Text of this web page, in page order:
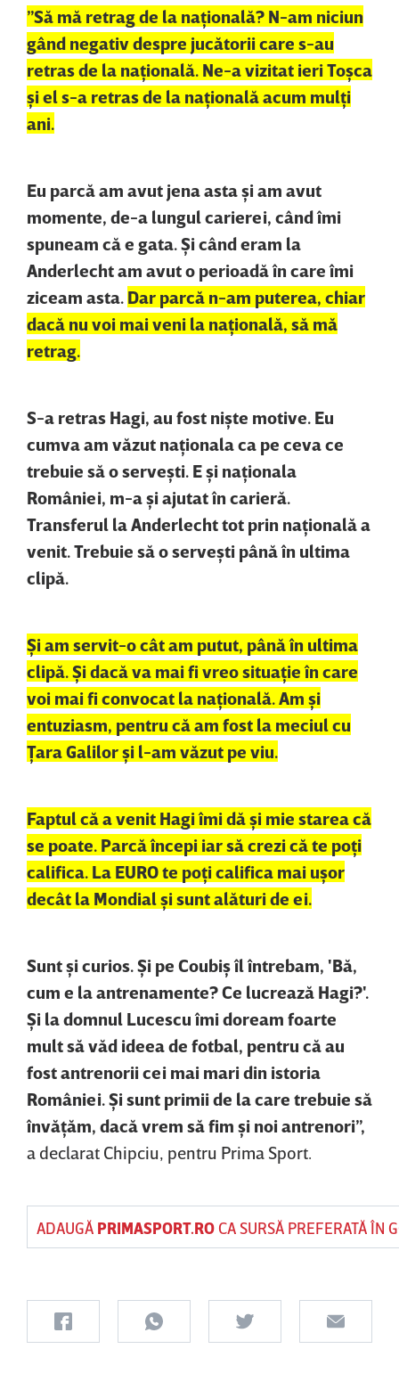
”Să mă retrag de la naţională? N-am niciun
gând negativ despre jucătorii care s-au
retras de la naţională. Ne-a vizitat ieri Toşca
şi el s-a retras de la naţională acum mulţi
ani.
Eu parcă am avut jena asta şi am avut
momente, de-a lungul carierei, când îmi
spuneam că e gata. Şi când eram la
Anderlecht am avut o perioadă în care îmi
ziceam asta. Dar parcă n-am puterea, chiar
dacă nu voi mai veni la naţională, să mă
retrag.
S-a retras Hagi, au fost nişte motive. Eu
cumva am văzut naţionala ca pe ceva ce
trebuie să o serveşti. E şi naţionala
României, m-a şi ajutat în carieră.
Transferul la Anderlecht tot prin naţională a
venit. Trebuie să o serveşti până în ultima
clipă.
Şi am servit-o cât am putut, până în ultima
clipă. Şi dacă va mai fi vreo situaţie în care
voi mai fi convocat la naţională. Am şi
entuziasm, pentru că am fost la meciul cu
Ţara Galilor şi l-am văzut pe viu.
Faptul că a venit Hagi îmi dă şi mie starea că
se poate. Parcă începi iar să crezi că te poţi
califica. La EURO te poţi califica mai uşor
decât la Mondial şi sunt alături de ei.
Sunt şi curios. Şi pe Coubiş îl întrebam, 'Bă,
cum e la antrenamente? Ce lucrează Hagi?'.
Şi la domnul Lucescu îmi doream foarte
mult să văd ideea de fotbal, pentru că au
fost antrenorii cei mai mari din istoria
României. Şi sunt primii de la care trebuie să
învăţăm, dacă vrem să fim şi noi antrenori”,
a declarat Chipciu, pentru Prima Sport.
ADAUGĂ PRIMASPORT.ROCA SURSĂ PREFERATĂ ÎN